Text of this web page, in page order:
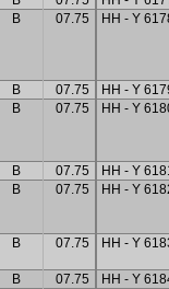
B 07.75 HH - Y
B 07.75 HH - Y
B 07.75 HH - Y
B 07.75 HH - Y
B 07.75 HH - Y
B 07.75 HH - Y
B 07.75 HH - Y